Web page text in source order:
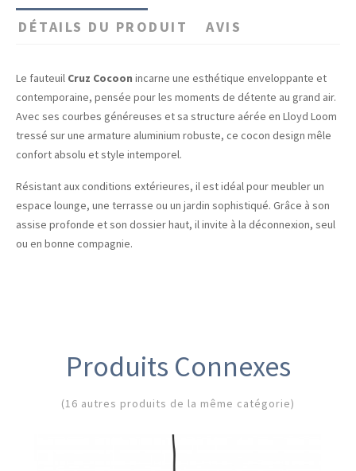
DÉTAILS DU PRODUIT AVIS
Le fauteuil Cruz Cocoon incarne une esthétique enveloppante et
contemporaine, pensée pour les moments de détente au grand air.
Avec ses courbes généreuses et sa structure aérée en Lloyd Loom
tressé sur une armature aluminium robuste, ce cocon design mêle
confort absolu et style intemporel.
Résistant aux conditions extérieures, il est idéal pour meubler un
espace lounge, une terrasse ou un jardin sophistiqué. Grâce à son
assise profonde et son dossier haut, il invite à la déconnexion, seul
ou en bonne compagnie.
Produits Connexes
(16 autres produits de la même catégorie)